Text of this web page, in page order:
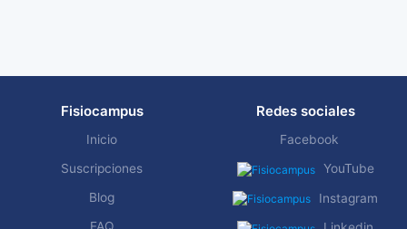
Fisiocampus
Inicio
Suscripciones
Blog
Redes sociales
Facebook
YouTube
Instagram